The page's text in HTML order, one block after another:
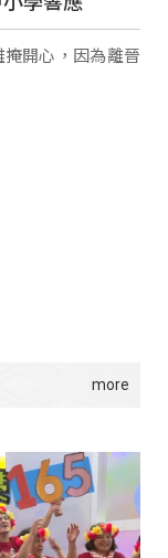
開心，因為離晉